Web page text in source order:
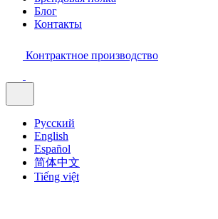
Блог
Контакты
Контрактное производство
Русский
English
Español
简体中文
Tiếng việt